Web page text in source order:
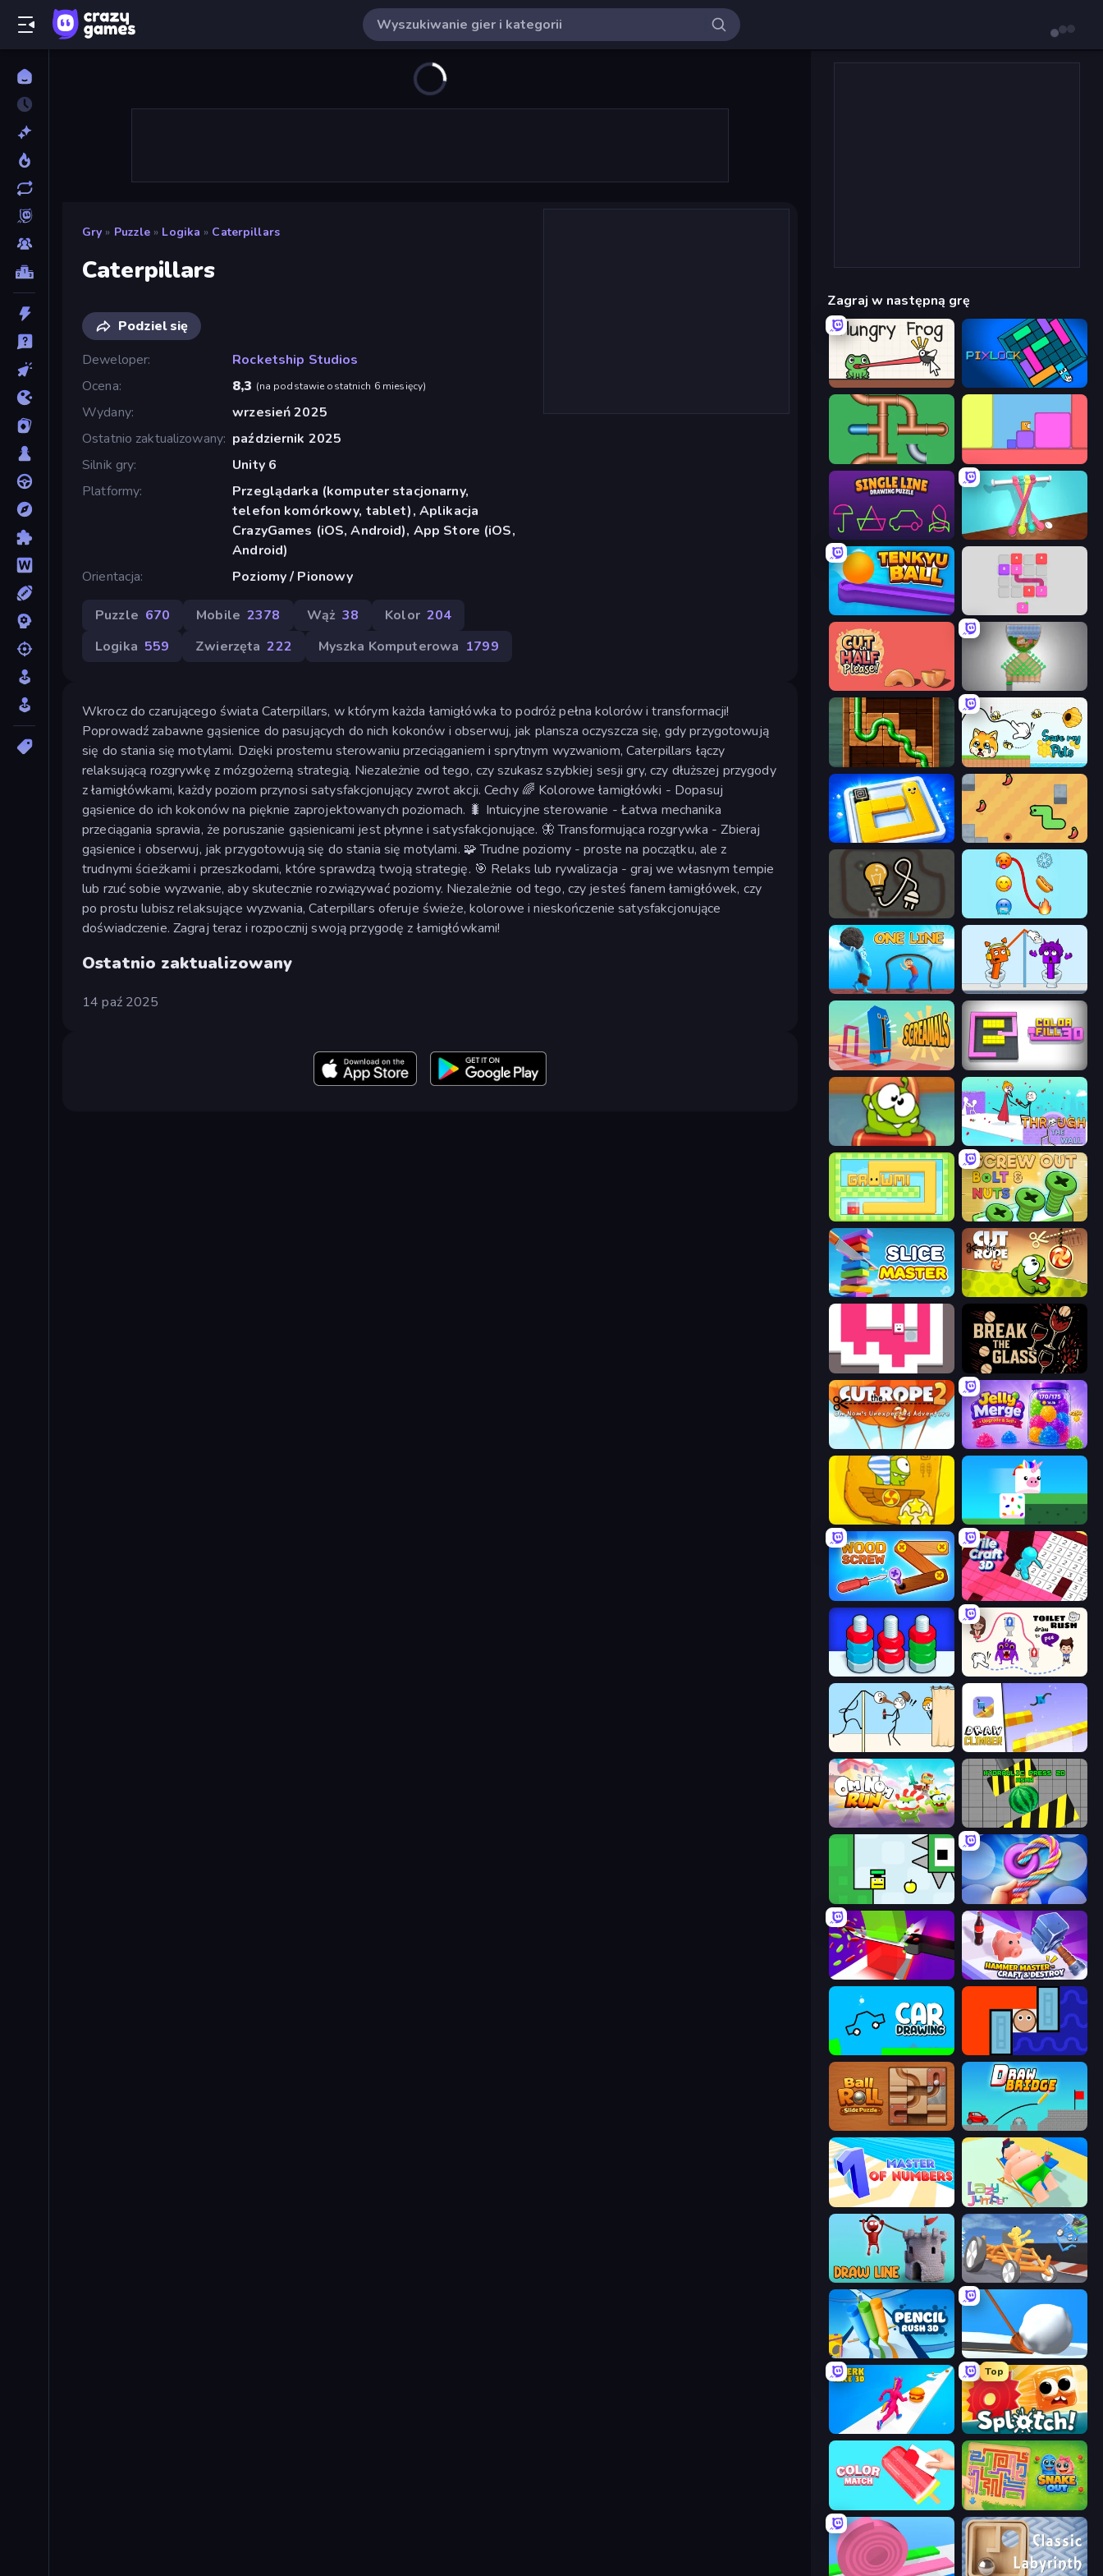
Gry » Puzzle » Logika » Caterpillars
Caterpillars
Podziel się
Deweloper
Rocketship Studios
Ocena
8,3 (na podstawie ostatnich 6 miesięcy)
Wydany
wrzesień 2025
Ostatnio zaktualizowany październik 2025
Silnik gry
Unity 6
Platformy
Przeglądarka (komputer stacjonarny,
telefon komórkowy, tablet), Aplikacja
CrazyGames (iOS, Android), App Store (iOS,
Android)
Orientacja
Poziomy / Pionowy
Puzzle 670 Mobile 2378 Wąż 38 Kolor 204
Logika 559 Zwierzęta 222 Myszka Komputerowa 1799
Wkrocz do czarującego świata Caterpillars, w którym każda łamigłówka to podróż pełna kolorów i transformacji!
Poprowadź zabawne gąsienice do pasujących do nich kokonów i obserwuj, jak plansza oczyszcza się, gdy przygotowują
się do stania się motylami. Dzięki prostemu sterowaniu przeciąganiem i sprytnym wyzwaniom, Caterpillars łączy
relaksującą rozgrywkę z mózgożerną strategią. Niezależnie od tego, czy szukasz szybkiej sesji gry, czy dłuższej przygody
z łamigłówkami, każdy poziom przynosi satysfakcjonujący zwrot akcji. Cechy 🌈 Kolorowe łamigłówki - Dopasuj
gąsienice do ich kokonów na pięknie zaprojektowanych poziomach. 🐛 Intuicyjne sterowanie - Łatwa mechanika
przeciągania sprawia, że poruszanie gąsienicami jest płynne i satysfakcjonujące. 🦋 Transformująca rozgrywka - Zbieraj
gąsienice i obserwuj, jak przygotowują się do stania się motylami. 🧩 Trudne poziomy - proste na początku, ale z
trudnymi ścieżkami i przeszkodami, które sprawdzą twoją strategię. 🎯 Relaks lub rywalizacja - graj we własnym tempie
lub rzuć sobie wyzwanie, aby skutecznie rozwiązywać poziomy. Niezależnie od tego, czy jesteś fanem łamigłówek, czy
po prostu lubisz relaksujące wyzwania, Caterpillars oferuje świeże, kolorowe i nieskończenie satysfakcjonujące
doświadczenie. Zagraj teraz i rozpocznij swoją przygodę z łamigłówkami!
Ostatnio zaktualizowany
14 paź 2025
Zagraj w następną grę
Hungry Frog Pixlock
Plumber Pipe Out
Single Line: Drawing Puzzle Tangle Master
Tenkyu Ball Flow 2048 3D
Cut in Half, Please! Pull the Pin
Pipe Puzzle Save My Pets
Ice Slide SSSPICY!
Light The Lamp Emoji Puzzle!
One Line Square Punki Long Hand
Screamals Color Fill 3D
Through the Wall
Growmi Screw Out: Bolts and Nuts
Slice Master Cut the Rope
Just Slide (Remastered) Break the Glass
Cut The Rope 2 Jelly Merge: Upgrade & Sell
Stacky Bird
Wood Screw: Bolts Puzzle Tile Craft 3D
Gomu Goman Draw Climber
Om Nom: Run Hydraulic Press 2D ASMR
Twisted Tangle
Jelly Restaurant Hammer Master－Craft & Destroy!
Car Drawing Game Lava and Aqua
Draw Bridge
Master of Numbers Lazy Jumper
Draw Line Draw Crash Race
Pencil Rush Shovel 3D
Twerk Race 3D
Top
Splotch!
Snake Out: Maze Escape